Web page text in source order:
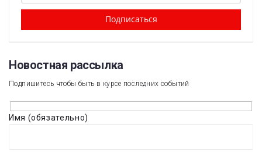
Новостная рассылка​
Подпишитесь чтобы быть в курсе последних событий
Имя (обязательно)